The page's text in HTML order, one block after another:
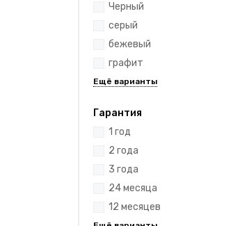
Черный
серый
бежевый
графит
Гарантия
1 год
2 года
3 года
24 месяца
12 месяцев